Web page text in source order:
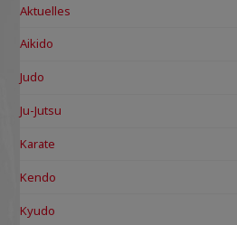
Aktuelles
Aikido
Judo
Ju-Jutsu
Karate
Kendo
Kyudo